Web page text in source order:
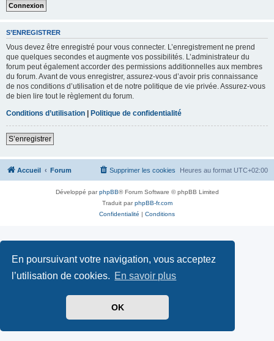
En poursuivant votre navigation, vous acceptez
l’utilisation de cookies. En savoir plus
OK
S’ENREGISTRER
Vous devez être enregistré pour vous connecter. L’enregistrement ne prend
que quelques secondes et augmente vos possibilités. L’administrateur du
forum peut également accorder des permissions additionnelles aux membres
du forum. Avant de vous enregistrer, assurez-vous d’avoir pris connaissance
de nos conditions d’utilisation et de notre politique de vie privée. Assurez-vous
de bien lire tout le règlement du forum.
Conditions d’utilisation | Politique de confidentialité
S’enregistrer
Accueil Forum Heures au format UTC+02:00
Supprimer les cookies
Développé parphpBB® Forum Software © phpBB Limited
Traduit parphpBB-fr.com
Confidentialité | Conditions